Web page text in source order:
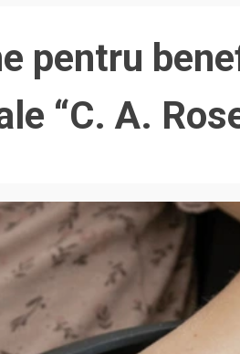
pentru
“C. A.